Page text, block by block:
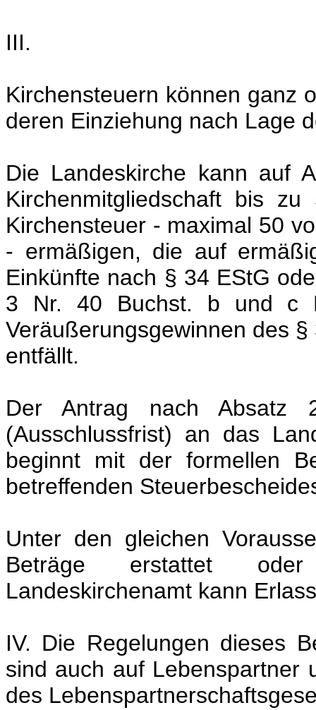
III.
Kirchensteuern können ganz
deren Einziehung nach Lage
Die Landeskirche kann auf
Kirchenmitgliedschaft bis
Kirchensteuer - maximal 50
- ermäßigen, die auf
Einkünfte nach § 34 EStG
3 Nr. 40 Buchst. b und c
Veräußerungsgewinnen des
entfällt.
Der Antrag nach Absatz
(Ausschlussfrist) an das
beginnt mit der formellen
betreffenden
Unter den gleichen
Beträge erstattet
Landeskirchenamt kann
IV. Die Regelungen dieses
sind auch auf Lebenspartner
des